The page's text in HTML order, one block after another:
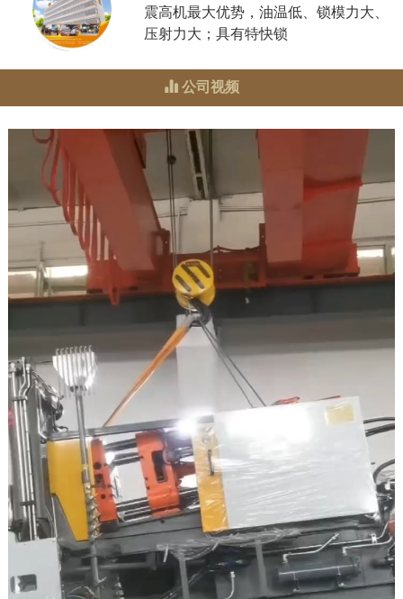
震高机最大优势，油温低、锁模力大、
压射力大；具有特快锁
公司视频